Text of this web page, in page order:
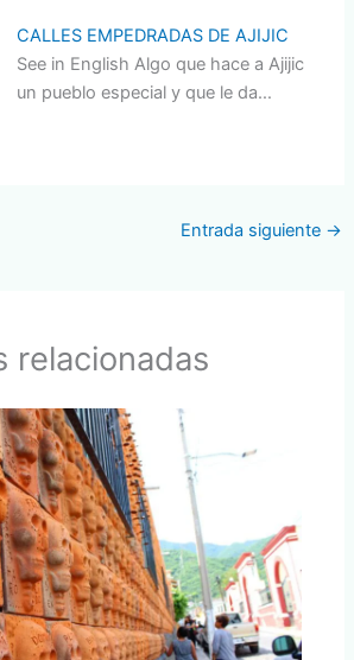
CALLES EMPEDRADAS DE AJIJIC
See in English Algo que hace a Ajijic
un pueblo especial y que le da…
Entrada siguiente →
relacionadas